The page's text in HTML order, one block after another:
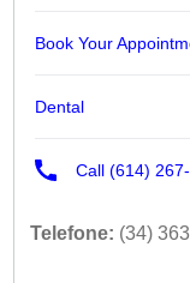
Telefone: (34) 3631-1812